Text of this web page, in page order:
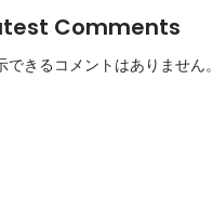
Comments
できるコメントはありません。